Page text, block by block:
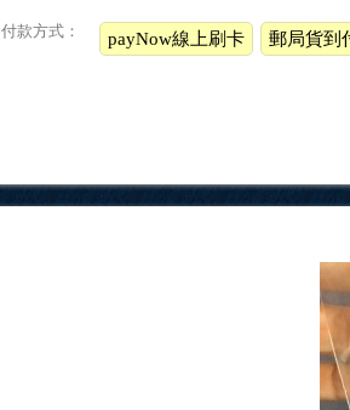
付款方式： payNow線上刷卡 郵局貨到